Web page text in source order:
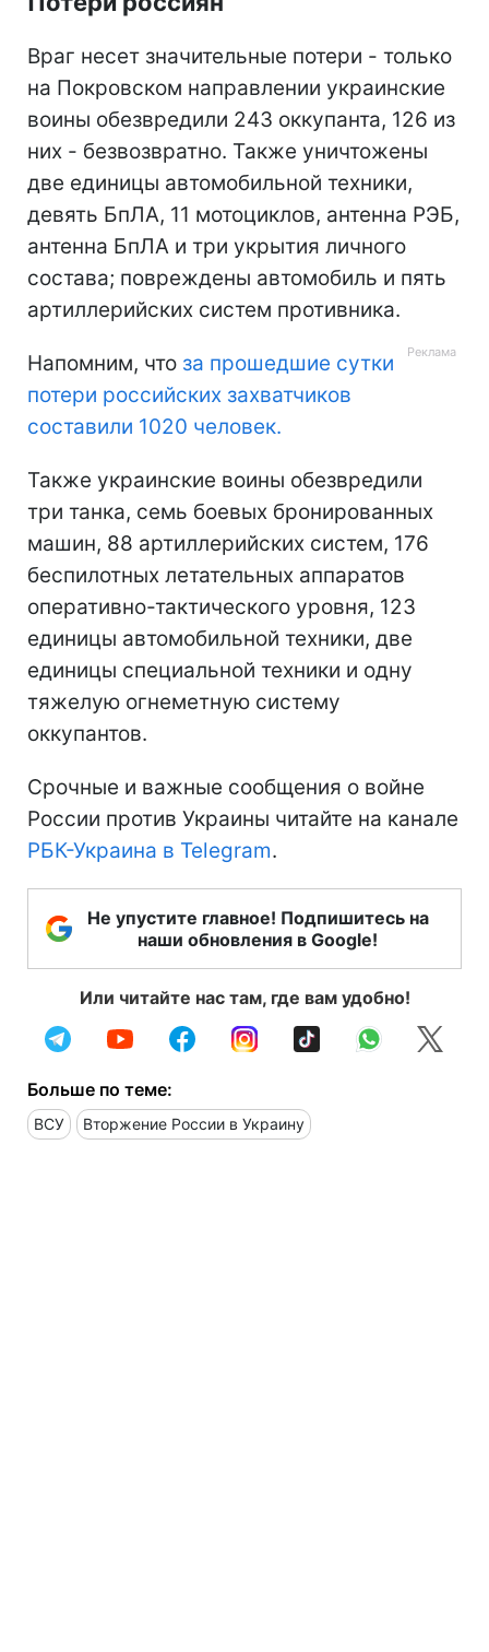
Враг несет значительные потери - только
на Покровском направлении украинские
воины обезвредили 243 оккупанта, 126 из
них - безвозвратно. Также уничтожены
две единицы автомобильной техники,
девять БпЛА, 11 мотоциклов, антенна РЭБ,
антенна БпЛА и три укрытия личного
состава; повреждены автомобиль и пять
артиллерийских систем противника.
Напомним, что за прошедшие сутки
потери российских захватчиков
составили 1020 человек.
Также украинские воины обезвредили
три танка, семь боевых бронированных
машин, 88 артиллерийских систем, 176
беспилотных летательных аппаратов
оперативно-тактического уровня, 123
единицы автомобильной техники, две
единицы специальной техники и одну
тяжелую огнеметную систему
оккупантов.
Срочные и важные сообщения о войне
России против Украины читайте на канале
РБК-Украина в Telegram.
Не упустите главное! Подпишитесь на
наши обновления в Google!
Или читайте нас там, где вам удобно!
Больше по теме:
ВСУ Вторжение России в Украину